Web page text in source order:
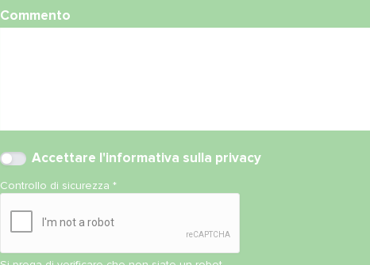
Commento
Accettare l'informativa sulla privacy
Controllo di sicurezza*